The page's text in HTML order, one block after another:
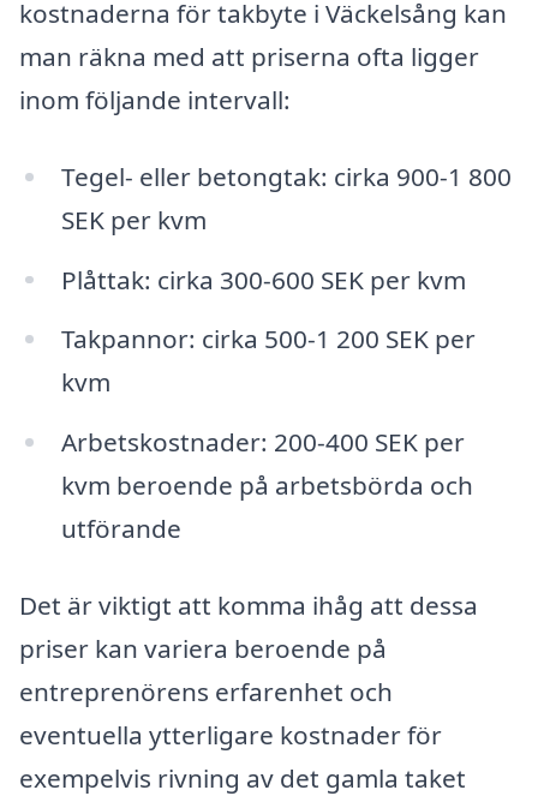
kostnaderna för takbyte i Väckelsång kan
man räkna med att priserna ofta ligger
inom följande intervall:
Tegel- eller betongtak: cirka 900-1 800
SEK per kvm
Plåttak: cirka 300-600 SEK per kvm
Takpannor: cirka 500-1 200 SEK per
kvm
Arbetskostnader: 200-400 SEK per
kvm beroende på arbetsbörda och
utförande
Det är viktigt att komma ihåg att dessa
priser kan variera beroende på
entreprenörens erfarenhet och
eventuella ytterligare kostnader för
exempelvis rivning av det gamla taket